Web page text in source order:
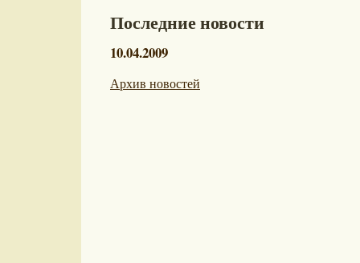
Последние новости
10.04.2009
Архив новостей